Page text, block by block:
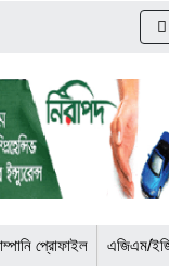
প্রোফাইল এজিএম/